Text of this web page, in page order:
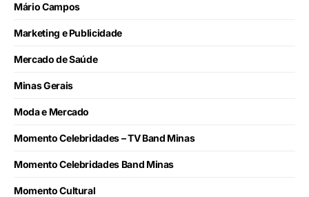
Mário Campos
Marketing e Publicidade
Mercado de Saúde
Minas Gerais
Moda e Mercado
Momento Celebridades – TV Band Minas
Momento Celebridades Band Minas
Momento Cultural